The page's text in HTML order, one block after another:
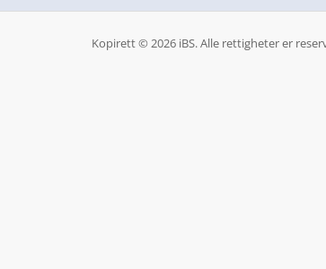
Kopirett © 2026 iBS. Alle rettigheter er